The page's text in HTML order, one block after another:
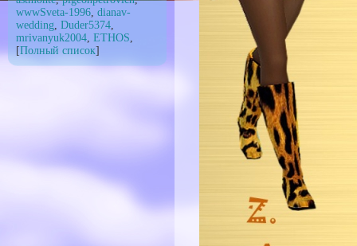
wwwSveta-1996, dianav-
wedding, Duder5374,
mrivanyuk2004, ETHOS,
[Полный список]